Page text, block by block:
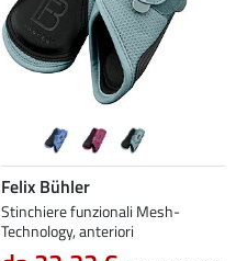
Felix Bühler
Stinchiere funzionali Mesh-
Technology, anteriori